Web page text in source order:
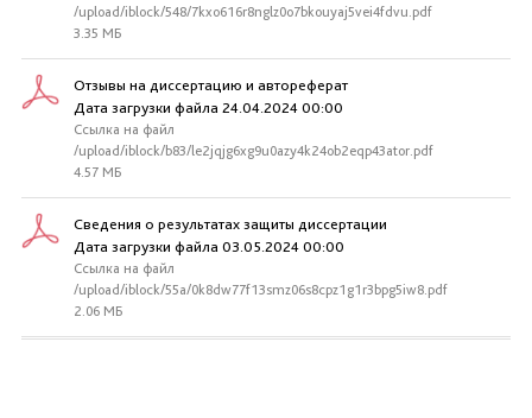
/upload/iblock/548/7kxo616r8nglz0o7bkouyaj5vei4fdvu.pdf
3.35 МБ
Отзывы на диссертацию и автореферат
Дата загрузки файла 24.04.2024 00:00
Ссылка на файл
/upload/iblock/b83/le2jqjg6xg9u0azy4k24ob2eqp43ator.pdf
4.57 МБ
Сведения о результатах защиты диссертации
Дата загрузки файла 03.05.2024 00:00
Ссылка на файл
/upload/iblock/55a/0k8dw77f13smz06s8cpz1g1r3bpg5iw8.pdf
2.06 МБ